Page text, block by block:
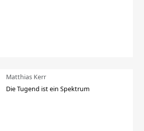
Matthias Kerr
Die Tugend ist ein Spektrum